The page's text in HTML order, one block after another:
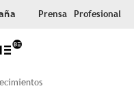
Prensa Profesional